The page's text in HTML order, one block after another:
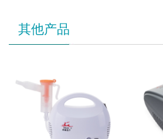
其他产品